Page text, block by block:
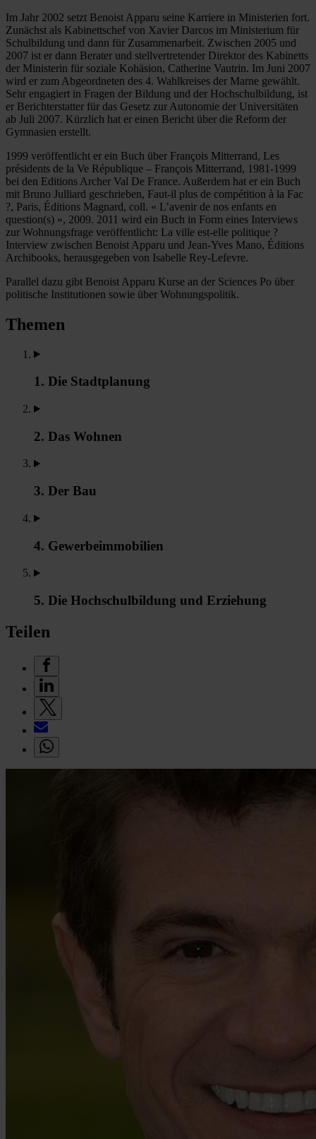
Im Jahr 2002 setzt Benoist Apparu seine Karriere in Ministerien fort.
Zunächst als Kabinettschef von Xavier Darcos im Ministerium für
Schulbildung und dann für Zusammenarbeit. Zwischen 2005 und
2007 ist er dann Berater und stellvertretender Direktor des Kabinetts
der Ministerin für soziale Kohäsion, Catherine Vautrin. Im Juni 2007
wird er zum Abgeordneten des 4. Wahlkreises der Marne gewählt.
Sehr engagiert in Fragen der Bildung und der Hochschulbildung, ist
er Berichterstatter für das Gesetz zur Autonomie der Universitäten
ab Juli 2007. Kürzlich hat er einen Bericht über die Reform der
Gymnasien erstellt.
1999 veröffentlicht er ein Buch über François Mitterrand, Les
présidents de la Ve République – François Mitterrand, 1981-1999
bei den Editions Archer Val De France. Außerdem hat er ein Buch
mit Bruno Julliard geschrieben, Faut-il plus de compétition à la Fac
?, Paris, Éditions Magnard, coll. « L’avenir de nos enfants en
question(s) », 2009. 2011 wird ein Buch in Form eines Interviews
zur Wohnungsfrage veröffentlicht: La ville est-elle politique ?
Interview zwischen Benoist Apparu und Jean-Yves Mano, Éditions
Archibooks, herausgegeben von Isabelle Rey-Lefevre.
Parallel dazu gibt Benoist Apparu Kurse an der Sciences Po über
politische Institutionen sowie über Wohnungspolitik.
Themen
1. Die Stadtplanung
2. Das Wohnen
3. Der Bau
4. Gewerbeimmobilien
5. Die Hochschulbildung und Erziehung
Teilen